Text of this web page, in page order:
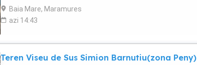
Baia Mare, Maramures
azi 14:43
Teren Viseu de Sus Simion Barnutiu(zona Peny)